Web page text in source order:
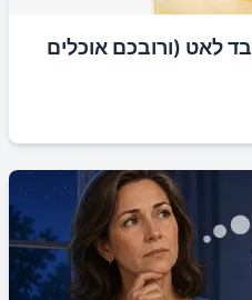
לאט (ורובכם אוכלים